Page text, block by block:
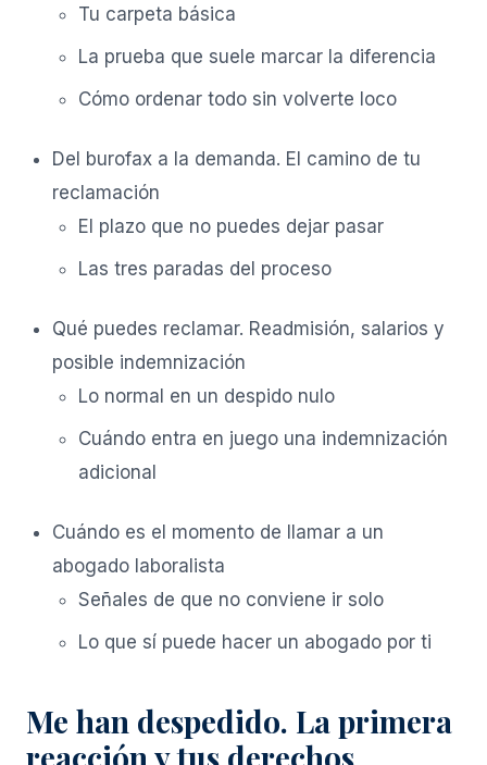
Tu carpeta básica
La prueba que suele marcar la diferencia
Cómo ordenar todo sin volverte loco
Del burofax a la demanda. El camino de tu
reclamación
El plazo que no puedes dejar pasar
Las tres paradas del proceso
Qué puedes reclamar. Readmisión, salarios y
posible indemnización
Lo normal en un despido nulo
Cuándo entra en juego una indemnización
adicional
Cuándo es el momento de llamar a un
abogado laboralista
Señales de que no conviene ir solo
Lo que sí puede hacer un abogado por ti
Me han despedido. La primera
reacción y tus derechos